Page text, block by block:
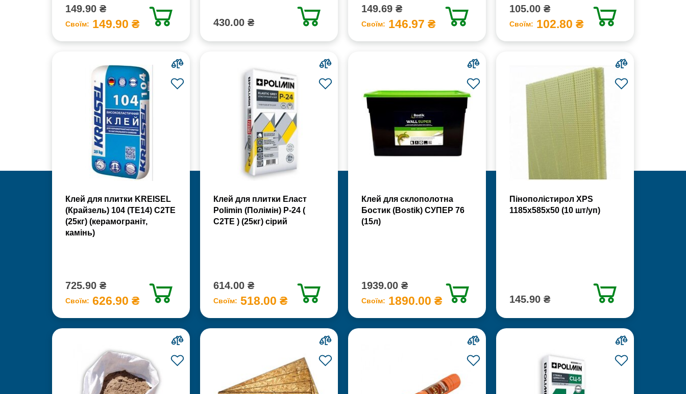
149.90 ₴
Своїм: 149.90 ₴ 430.00 ₴
149.69 ₴
Своїм: 146.97 ₴
105.00 ₴
Своїм: 102.80 ₴
Клей для плитки KREISEL
(Крайзель) 104 (ТЕ14) С2TE
(25кг) (керамограніт,
камінь)
725.90 ₴
Своїм: 626.90 ₴
Клей для плитки Еласт
Polimin (Полімін) Р-24 (
С2ТЕ ) (25кг) сірий
614.00 ₴
Своїм: 518.00 ₴
Клей для склополотна
Бостик (Bostik) СУПЕР 76
(15л)
1939.00 ₴
Своїм: 1890.00 ₴
Пінополістирол XPS
1185х585х50 (10 шт/уп)
145.90 ₴